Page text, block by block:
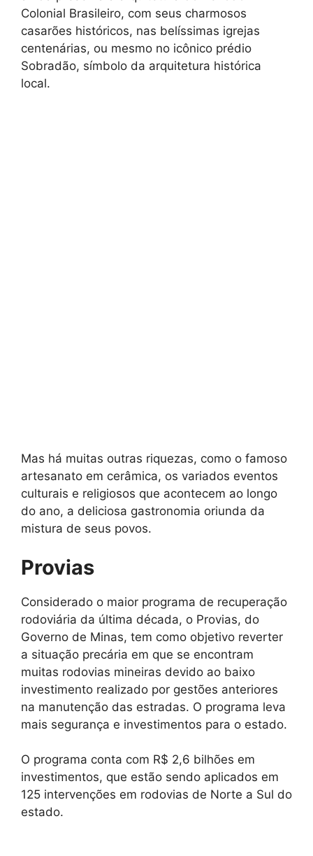
Colonial Brasileiro, com seus charmosos
casarões históricos, nas belíssimas igrejas
centenárias, ou mesmo no icônico prédio
Sobradão, símbolo da arquitetura histórica
local.
Mas há muitas outras riquezas, como o famoso
artesanato em cerâmica, os variados eventos
culturais e religiosos que acontecem ao longo
do ano, a deliciosa gastronomia oriunda da
mistura de seus povos.
Provias
Considerado o maior programa de recuperação
rodoviária da última década, o Provias, do
Governo de Minas, tem como objetivo reverter
a situação precária em que se encontram
muitas rodovias mineiras devido ao baixo
investimento realizado por gestões anteriores
na manutenção das estradas. O programa leva
mais segurança e investimentos para o estado.
O programa conta com R$ 2,6 bilhões em
investimentos, que estão sendo aplicados em
125 intervenções em rodovias de Norte a Sul do
estado.